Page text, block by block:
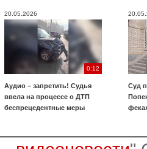
20.05.2026
0:12
Аудио – запретить! Судья
ввела на процессе о ДТП
беспрецедентные меры
Суд